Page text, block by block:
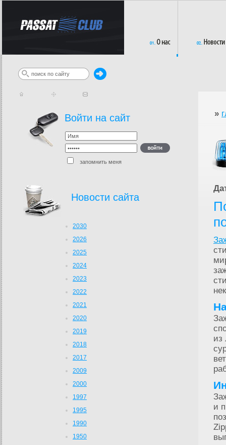
Войти на сайт
запомнить меня
Новости сайта
2030
2026
2025
2024
2023
2022
2021
2020
2019
2018
2017
2009
2000
1997
1995
1990
1950
»
из
и